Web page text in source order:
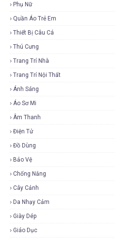
Phụ Nữ
Quần Áo Trẻ Em
Thiết Bị Câu Cá
Thú Cưng
Trang Trí Nhà
Trang Trí Nội Thất
Ánh Sáng
Áo Sơ Mi
Âm Thanh
Điện Tử
Đồ Dùng
Bảo Vệ
Chống Nắng
Cây Cảnh
Da Nhạy Cảm
Giày Dép
Giáo Dục